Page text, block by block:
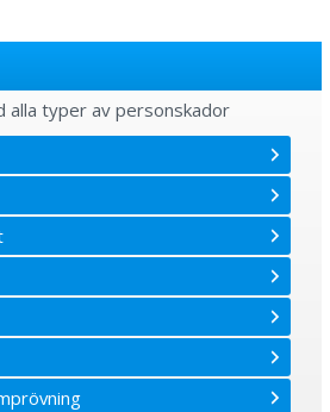
alla typer av personskador